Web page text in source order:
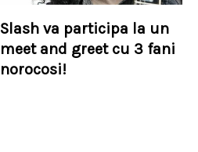
Slash va participa la un
meet and greet cu 3 fani
norocosi!